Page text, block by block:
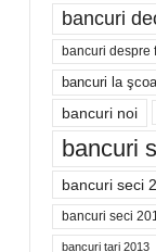
bancuri
bancuri despre
bancuri la
bancuri noi
bancuri
bancuri seci
bancuri seci
bancuri tari 2013